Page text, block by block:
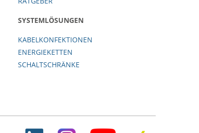
SYSTEMLÖSUNGEN
KABELKONFEKTIONEN
ENERGIEKETTEN
SCHALTSCHRÄNKE